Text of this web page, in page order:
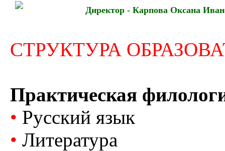
Директор - Карпова Оксана
СТРУКТУРА
Практическая
• Русский язык
• Литература